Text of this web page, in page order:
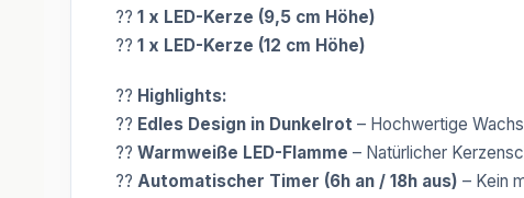
?? 1 x LED-Kerze (9,5 cm Höhe)
?? 1 x LED-Kerze (12 cm Höhe)
?? Highlights:
?? Edles Design in Dunkelrot – Hochwertige
?? Warmweiße LED-Flamme – Natürlicher
?? Automatischer Timer (6h an / 18h aus) – Kein